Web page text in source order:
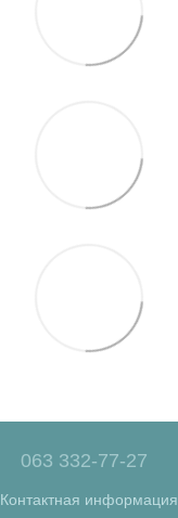
063 332-77-27
Контактная информация